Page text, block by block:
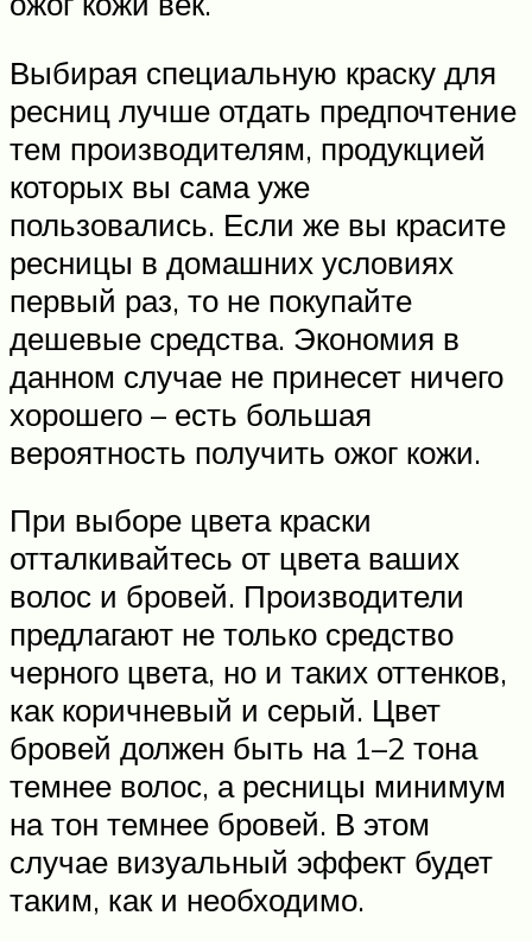
Выбирая специальную краску для
ресниц лучше отдать предпочтение
тем производителям, продукцией
которых вы сама уже
пользовались. Если же вы красите
ресницы в домашних условиях
первый раз, то не покупайте
дешевые средства. Экономия в
данном случае не принесет ничего
хорошего – есть большая
вероятность получить ожог кожи.
При выборе цвета краски
отталкивайтесь от цвета ваших
волос и бровей. Производители
предлагают не только средство
черного цвета, но и таких оттенков,
как коричневый и серый. Цвет
бровей должен быть на 1–2 тона
темнее волос, а ресницы минимум
на тон темнее бровей. В этом
случае визуальный эффект будет
таким, как и необходимо.